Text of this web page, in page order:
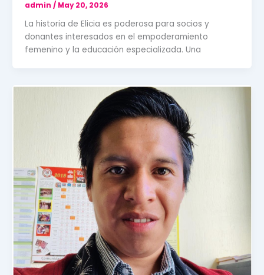
admin / May 20, 2026
La historia de Elicia es poderosa para socios y
donantes interesados en el empoderamiento
femenino y la educación especializada. Una